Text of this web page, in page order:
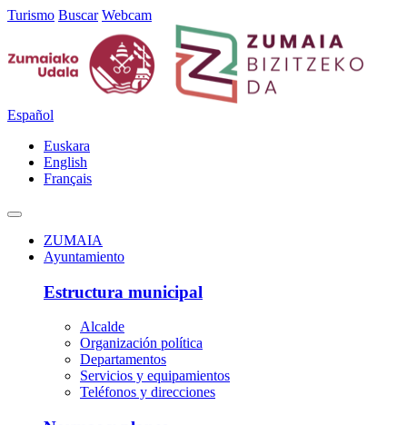
Turismo Buscar Webcam
Español
Euskara
English
Français
ZUMAIA
Ayuntamiento
Estructura municipal
Alcalde
Organización política
Departamentos
Servicios y equipamientos
Teléfonos y direcciones